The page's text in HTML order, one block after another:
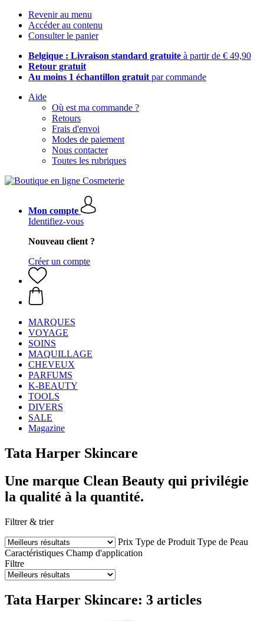
Revenir au menu
Accéder au contenu
Consulter le panier
Belgique : Livraison standard gratuite à partir de € 49,90
Retour gratuit
Au moins 1 échantillon gratuit par commande
Aide
Où est ma commande ?
Retours
Frais d'envoi
Modes de paiement
Nous contacter
Toutes les rubriques
Mon compte
Identifiez-vous
Nouveau client ?
Créer un compte
MARQUES
VOYAGE
SOINS
MAQUILLAGE
CHEVEUX
PARFUMS
K-BEAUTY
TOOLS
DIVERS
SALE
Magazine
Tata Harper Skincare
Une marque Clean Beauty qui privilégie
la qualité à la quantité.
Filtrer & trier
Prix Type de Produit Type de Peau
Caractéristiques Champ d'application
Filtre
Tata Harper Skincare: 3 articles